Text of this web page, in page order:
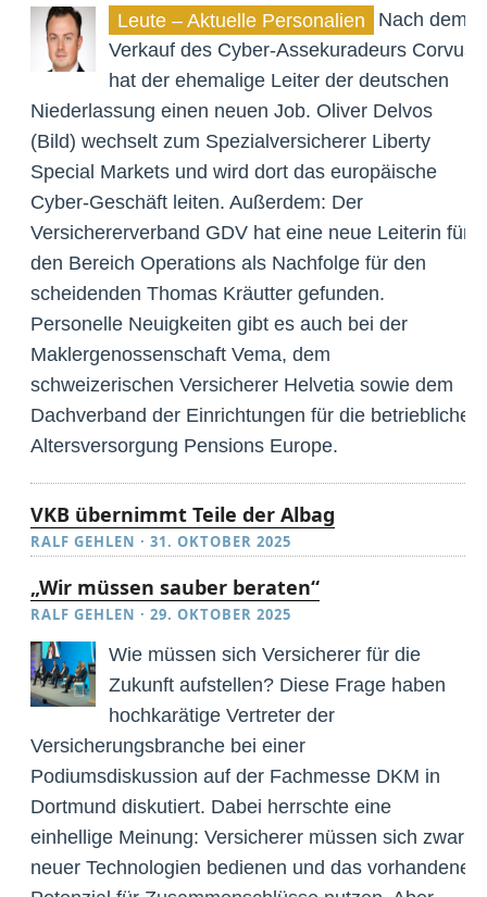
Leute – Aktuelle Personalien
Nach dem
Verkauf des Cyber-Assekuradeurs Corvus
hat der ehemalige Leiter der deutschen
Niederlassung einen neuen Job. Oliver Delvos
(Bild) wechselt zum Spezialversicherer Liberty
Special Markets und wird dort das europäische
Cyber-Geschäft leiten. Außerdem: Der
Versichererverband GDV hat eine neue Leiterin für
den Bereich Operations als Nachfolge für den
scheidenden Thomas Kräutter gefunden.
Personelle Neuigkeiten gibt es auch bei der
Maklergenossenschaft Vema, dem
schweizerischen Versicherer Helvetia sowie dem
Dachverband der Einrichtungen für die betriebliche
Altersversorgung Pensions Europe.
VKB übernimmt Teile der Albag
RALF GEHLEN ·31. OKTOBER 2025
„Wir müssen sauber beraten“
RALF GEHLEN ·29. OKTOBER 2025
Wie müssen sich Versicherer für die
Zukunft aufstellen? Diese Frage haben
hochkarätige Vertreter der
Versicherungsbranche bei einer
Podiumsdiskussion auf der Fachmesse DKM in
Dortmund diskutiert. Dabei herrschte eine
einhellige Meinung: Versicherer müssen sich zwar
neuer Technologien bedienen und das vorhandene